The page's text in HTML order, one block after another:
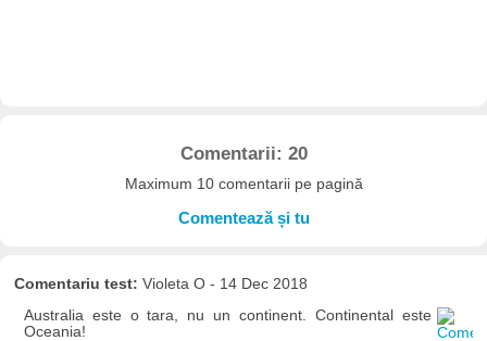
Comentarii: 20
Maximum 10 comentarii pe pagină
Comentează și tu
Comentariu test: Violeta O - 14 Dec 2018
Australia este o tara, nu un continent. Continental este
Oceania!